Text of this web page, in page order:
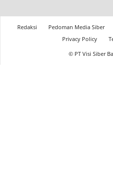
Redaksi Pedoman Media Siber
Privacy Policy
© PT Visi Siber